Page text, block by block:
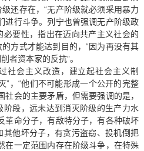
还存在，“无产阶级就必须采用暴力
进行斗争。列宁也曾强调无产阶级政
要性，指出在迈向共产主义社会的
方式才能达到目的，“因为再没有其
者资本家的反抗”。
社会主义改造，建立起社会主义制
”，“他们不可能形成一个公开的完整
社会的主要矛盾，但需要强调的是，
段，远未达到消灭阶级的生产力水
革命分子，有敌特分子，有各种破坏
他坏分子，有贪污盗窃、投机倒把
在一定范围内存在阶级斗争，在特殊